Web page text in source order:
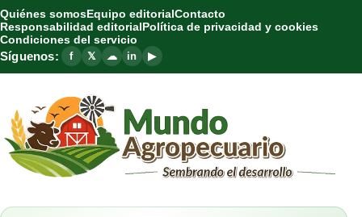
Quiénes somosEquipo editorialContacto
Responsabilidad editorialPolítica de privacidad y cookies
Condiciones del servicio
Síguenos: f 𝕏 ☁ in ▶